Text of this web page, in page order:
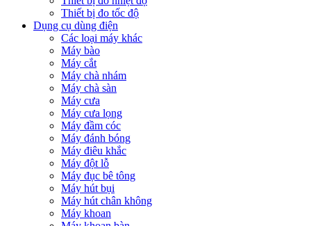
Thiết bị đo tốc độ
Dụng cụ dùng điện
Các loại máy khác
Máy bào
Máy cắt
Máy chà nhám
Máy chà sàn
Máy cưa
Máy cưa lọng
Máy đầm cóc
Máy đánh bóng
Máy điêu khắc
Máy đột lỗ
Máy đục bê tông
Máy hút bụi
Máy hút chân không
Máy khoan